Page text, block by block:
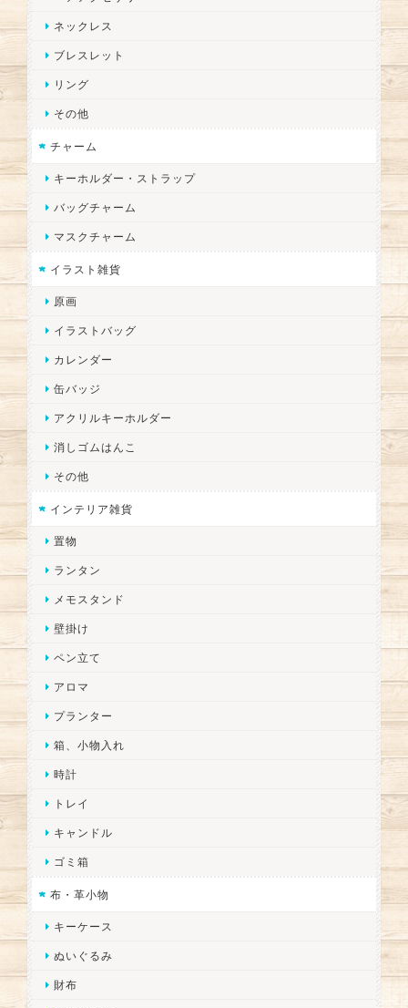
ネックレス
ブレスレット
リング
その他
チャーム
キーホルダー・ストラップ
バッグチャーム
マスクチャーム
イラスト雑貨
原画
イラストバッグ
カレンダー
缶バッジ
アクリルキーホルダー
消しゴムはんこ
その他
インテリア雑貨
置物
ランタン
メモスタンド
壁掛け
ペン立て
アロマ
プランター
箱、小物入れ
時計
トレイ
キャンドル
ゴミ箱
布・革小物
キーケース
ぬいぐるみ
財布